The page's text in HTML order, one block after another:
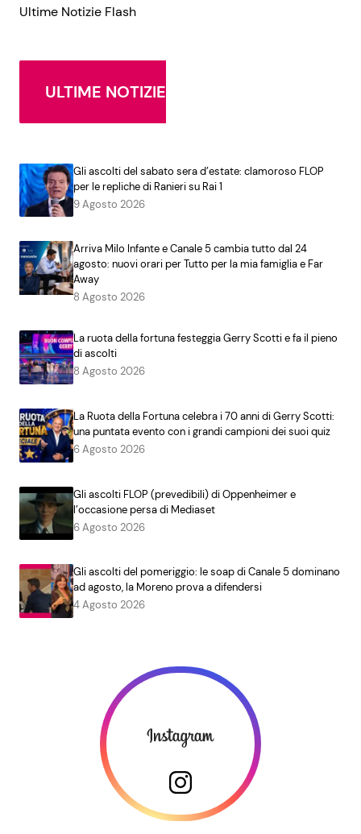
Ultime Notizie Flash
ULTIME NOTIZIE
Gli ascolti del sabato sera d’estate: clamoroso FLOP
per le repliche di Ranieri su Rai 1
9 Agosto 2026
Arriva Milo Infante e Canale 5 cambia tutto dal 24
agosto: nuovi orari per Tutto per la mia famiglia e Far
Away
8 Agosto 2026
La ruota della fortuna festeggia Gerry Scotti e fa il pieno
di ascolti
8 Agosto 2026
La Ruota della Fortuna celebra i 70 anni di Gerry Scotti:
una puntata evento con i grandi campioni dei suoi quiz
6 Agosto 2026
Gli ascolti FLOP (prevedibili) di Oppenheimer e
l’occasione persa di Mediaset
6 Agosto 2026
Gli ascolti del pomeriggio: le soap di Canale 5 dominano
ad agosto, la Moreno prova a difendersi
4 Agosto 2026